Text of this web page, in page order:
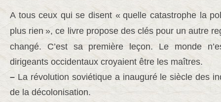
A tous ceux qui se disent « quelle catastrophe la
plus rien », ce livre propose des clés pour un autre
changé. C’est sa première leçon. Le monde
dirigeants occidentaux croyaient être les maîtres.
– La révolution soviétique a inauguré le siècle des
de la décolonisation.